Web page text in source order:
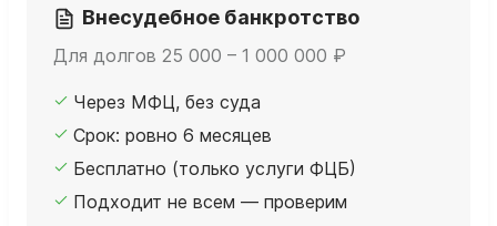
Внесудебное банкротство
Для долгов 25 000 – 1 000 000 ₽
Через МФЦ, без суда
Срок: ровно 6 месяцев
Бесплатно (только услуги ФЦБ)
Подходит не всем — проверим